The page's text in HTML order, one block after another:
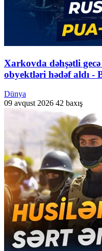
Xarkovda dəhşətli
obyektləri hədəf aldı
Dünya
09 avqust 2026 42 baxış